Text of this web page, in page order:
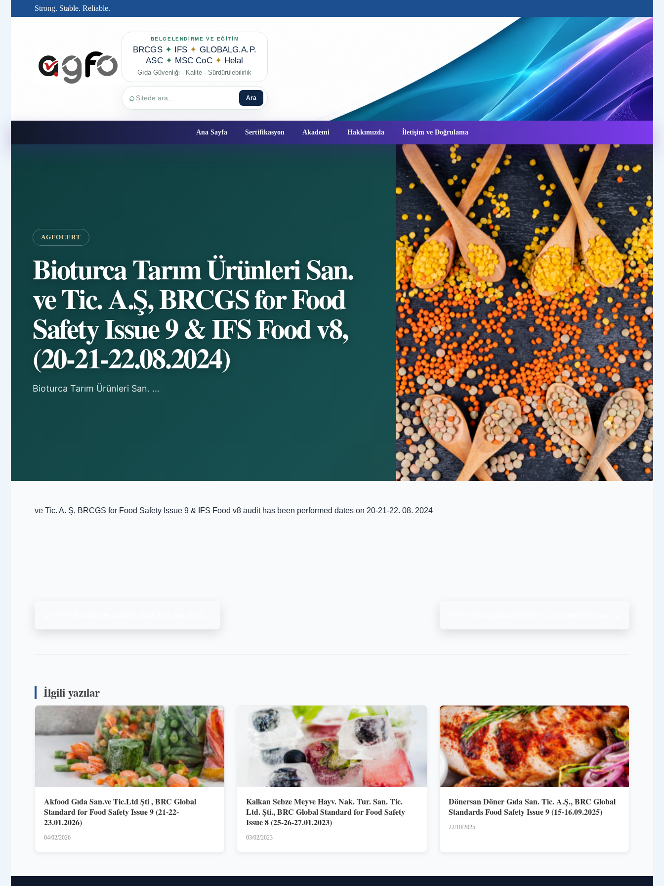
Strong. Stable. Reliable.
BELGELENDİRME VE EĞİTİM
BRCGS ✦ IFS ✦ GLOBALG.A.P.
ASC ✦ MSC CoC ✦ Helal
Gıda Güvenliği · Kalite · Sürdürülebilirlik
⌕ Ara
Ana Sayfa Sertifikasyon Akademi Hakkımızda İletişim ve Doğrulama
AGFOCERT
Bioturca Tarım Ürünleri San.
ve Tic. A.Ş, BRCGS for Food
Safety Issue 9 & IFS Food v8,
(20-21-22.08.2024)
Bioturca Tarım Ürünleri San. …
ve Tic. A. Ş, BRCGS for Food Safety Issue 9 & IFS Food v8 audit has been performed dates on 20-21-22. 08. 2024
İlgili yazılar
Akfood Gıda San.ve Tic.Ltd Şti , BRC Global
Standard for Food Safety Issue 9 (21-22-
23.01.2026)
04/02/2026
Kalkan Sebze Meyve Hayv. Nak. Tur. San. Tic.
Ltd. Şti., BRC Global Standard for Food Safety
Issue 8 (25-26-27.01.2023)
03/02/2023
Dönersan Döner Gıda San. Tic. A.Ş., BRC Global
Standards Food Safety Issue 9 (15-16.09.2025)
22/10/2025